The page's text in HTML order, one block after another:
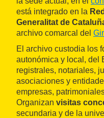
está integrado en la
Generalitat de
archivo comarcal del
El archivo custodia los
autonómica y local, del
registrales, notariales,
asociaciones y
empresas,
Organizan visitas
secundaria y de la